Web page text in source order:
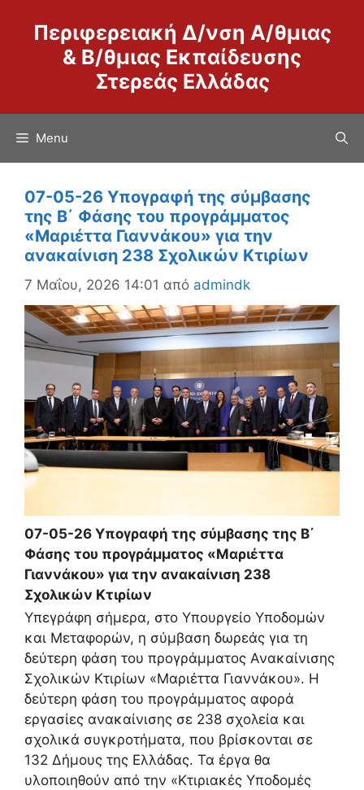
περιεχόμενο
Περιφερειακή Δ/νση Α/θμιας
& Β/θμιας Εκπαίδευσης
Στερεάς Ελλάδας
Menu
07-05-26 Υπογραφή της σύμβασης
της Β΄ Φάσης του προγράμματος
«Μαριέττα Γιαννάκου» για την
ανακαίνιση 238 Σχολικών Κτιρίων
7 Μαΐου, 2026 14:01 από admindk
07-05-26 Υπογραφή της σύμβασης της Β΄
Φάσης του προγράμματος «Μαριέττα
Γιαννάκου» για την ανακαίνιση 238
Σχολικών Κτιρίων
Υπεγράφη σήμερα, στο Υπουργείο Υποδομών
και Μεταφορών, η σύμβαση δωρεάς για τη
δεύτερη φάση του προγράμματος Ανακαίνισης
Σχολικών Κτιρίων «Μαριέττα Γιαννάκου». Η
δεύτερη φάση του προγράμματος αφορά
εργασίες ανακαίνισης σε 238 σχολεία και
σχολικά συγκροτήματα, που βρίσκονται σε
132 Δήμους της Ελλάδας. Τα έργα θα
υλοποιηθούν από την «Κτιριακές Υποδομές